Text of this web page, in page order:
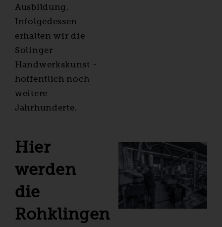
Ausbildung.
Infolgedessen
erhalten wir die
Solinger
Handwerkskunst -
hoffentlich noch
weitere
Jahrhunderte.
Hier
werden
die
Rohklingen